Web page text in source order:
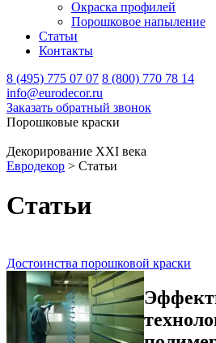
Окраска профилей
Порошковое напыление
Статьи
Контакты
8 (495) 775 07 07 8 (800) 770 78 14
info@eurodecor.ru
Заказать обратный звонок
Порошковые краски
Декорирование XXI века
Евродекор > Статьи
Статьи
Достоинства порошковой краски